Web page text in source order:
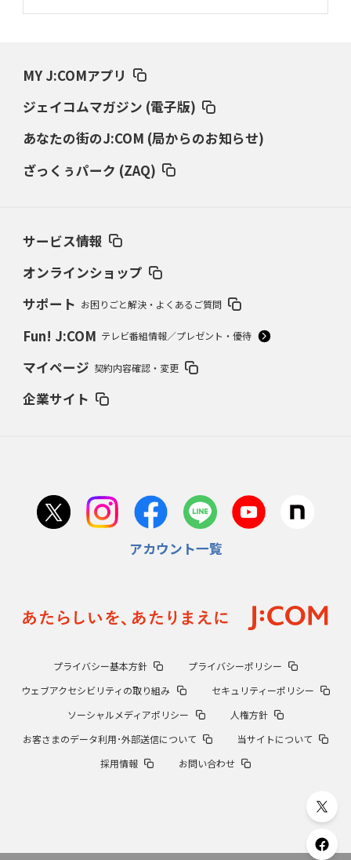
MY J:COMアプリ
ジェイコムマガジン (電子版)
あなたの街のJ:COM (局からのお知らせ)
ざっくぅパーク (ZAQ)
サービス情報
オンラインショップ
サポート お困りごと解決・よくあるご質問
Fun! J:COM テレビ番組情報／プレゼント・優待
マイページ 契約内容確認・変更
企業サイト
アカウント一覧
プライバシー基本方針
プライバシーポリシー
ウェブアクセシビリティの取り組み
セキュリティーポリシー
ソーシャルメディアポリシー
人権方針
お客さまのデータ利用･外部送信について
当サイトについて
採用情報
お問い合わせ